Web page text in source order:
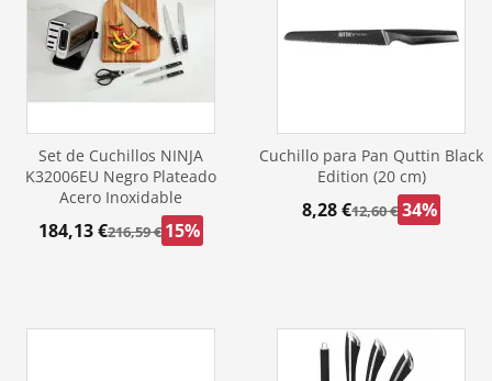
Set de Cuchillos NINJA
K32006EU Negro Plateado
Acero Inoxidable
184,13 €216,59 € 15%
Cuchillo para Pan Quttin Black
Edition (20 cm)
8,28 €12,60 € 34%